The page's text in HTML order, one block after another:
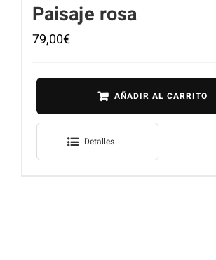
Paisaje rosa
79,00€
AÑADIR AL CARRITO
Detalles